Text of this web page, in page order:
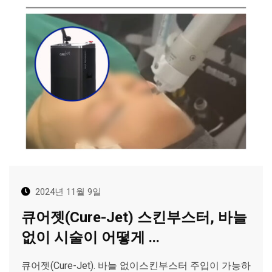
2024년 11월 9일
큐어젯(Cure-Jet) 스킨부스터, 바늘
없이 시술이 어떻게 ...
큐어젯(Cure-Jet). 바늘 없이스킨부스터 주입이 가능하